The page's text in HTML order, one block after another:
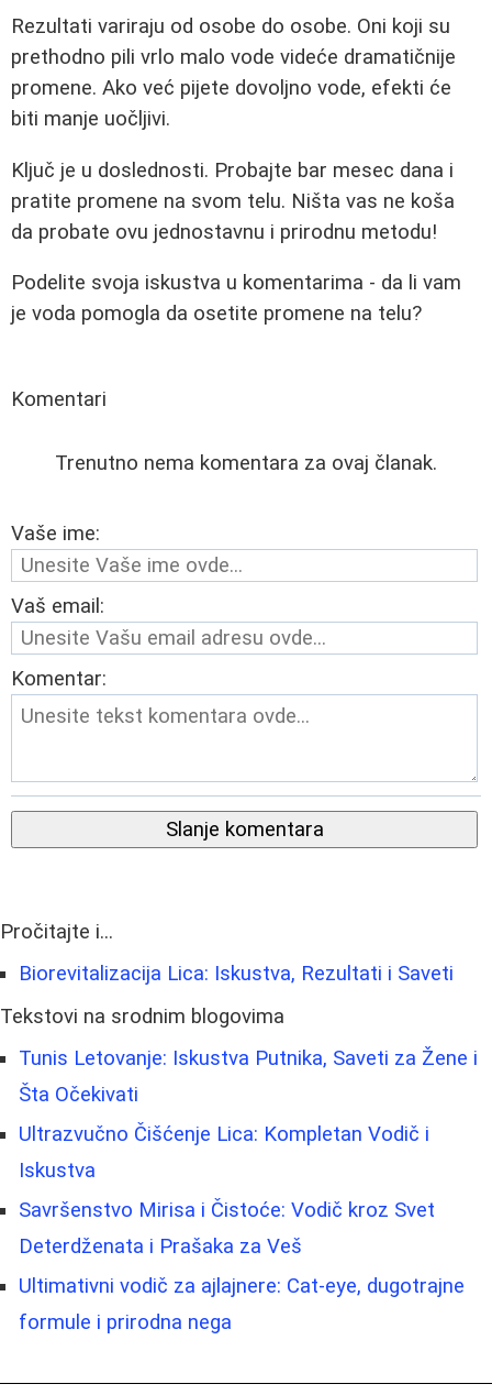
Rezultati variraju od osobe do osobe. Oni koji su
prethodno pili vrlo malo vode videće dramatičnije
promene. Ako već pijete dovoljno vode, efekti će
biti manje uočljivi.
Ključ je u doslednosti. Probajte bar mesec dana i
pratite promene na svom telu. Ništa vas ne koša
da probate ovu jednostavnu i prirodnu metodu!
Podelite svoja iskustva u komentarima - da li vam
je voda pomogla da osetite promene na telu?
Komentari
Trenutno nema komentara za ovaj članak.
Vaše ime:
Vaš email:
Komentar:
Slanje komentara
Pročitajte i...
Biorevitalizacija Lica: Iskustva, Rezultati i Saveti
Tekstovi na srodnim blogovima
Tunis Letovanje: Iskustva Putnika, Saveti za Žene i
Šta Očekivati
Ultrazvučno Čišćenje Lica: Kompletan Vodič i
Iskustva
Savršenstvo Mirisa i Čistoće: Vodič kroz Svet
Deterdženata i Prašaka za Veš
Ultimativni vodič za ajlajnere: Cat-eye, dugotrajne
formule i prirodna nega